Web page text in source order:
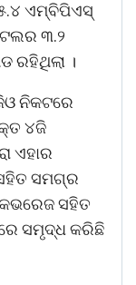
ଏମ୍‌ବିପିଏସ୍
୩.୨
ରହିଥିଲା ।
ନିକଟରେ
୪ଜି
ଏହାର
ସମଗ୍ର
କଭରେଜ ସହିତ
ସମୃଦ୍ଧ କରିଛି